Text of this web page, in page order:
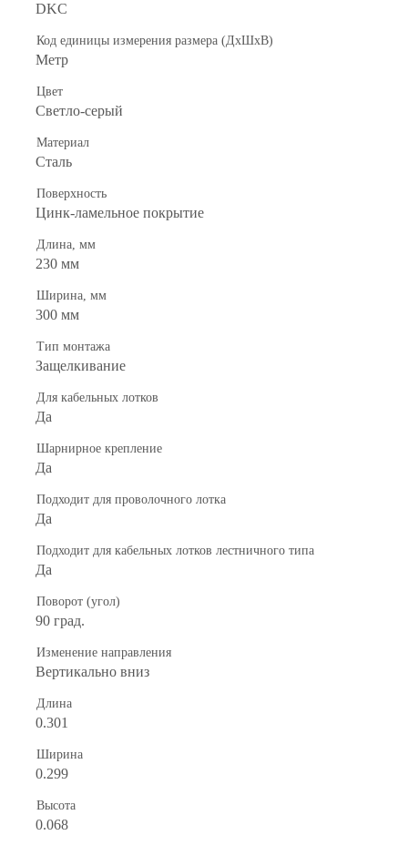
DKC
Код единицы измерения размера (ДхШхВ)
Метр
Цвет
Светло-серый
Материал
Сталь
Поверхность
Цинк-ламельное покрытие
Длина, мм
230 мм
Ширина, мм
300 мм
Тип монтажа
Защелкивание
Для кабельных лотков
Да
Шарнирное крепление
Да
Подходит для проволочного лотка
Да
Подходит для кабельных лотков лестничного типа
Да
Поворот (угол)
90 град.
Изменение направления
Вертикально вниз
Длина
0.301
Ширина
0.299
Высота
0.068